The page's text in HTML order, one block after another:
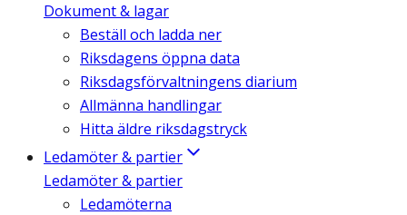
Dokument & lagar
Beställ och ladda ner
Riksdagens öppna data
Riksdagsförvaltningens diarium
Allmänna handlingar
Hitta äldre riksdagstryck
Ledamöter & partier
Ledamöter & partier
Ledamöterna